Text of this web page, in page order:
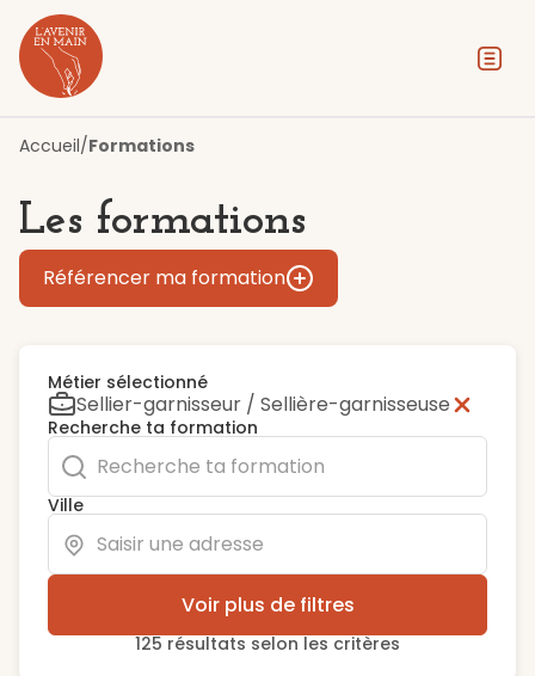
Contenu
Menu
Pied de page
Accueil/Formations
Les formations
Référencer ma formation
Métier sélectionné
Sellier-garnisseur / Sellière-garnisseuse
Recherche ta formation
Ville
Voir plus de filtres
125 résultats selon les critères